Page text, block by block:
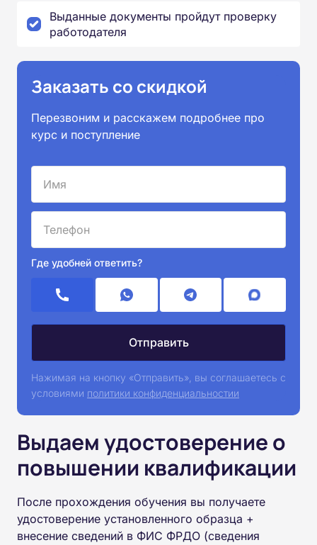
Выданные документы пройдут проверку
работодателя
Заказать со скидкой
Перезвоним и расскажем подробнее про
курс и поступление
Где удобней ответить?
Нажимая на кнопку «Отправить», вы соглашаетесь с
условиями политики конфиденциальностии
Выдаем удостоверение о
повышении квалификации
После прохождения обучения вы получаете
удостоверение установленного образца +
внесение сведений в ФИС ФРДО (сведения